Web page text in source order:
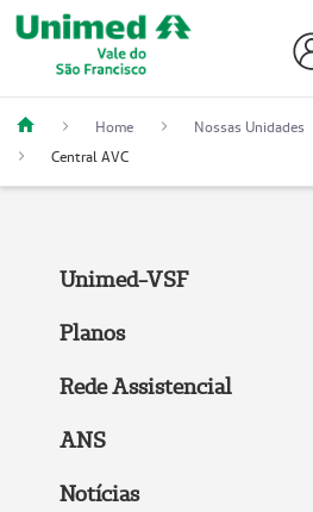
Home Nossas Unidades
Central AVC
Unimed-VSF
Planos
Rede Assistencial
ANS
Notícias